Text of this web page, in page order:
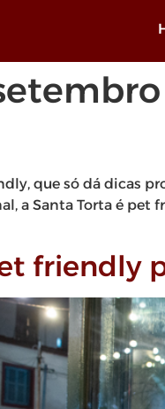
que só dá dicas
a Santa Torta é pet
friendly